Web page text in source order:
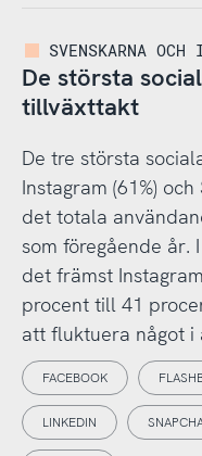
SVENSKARNA
De största
tillväxttakt
De tre största
Instagram (61%)
det totala
som föregående år.
det främst
procent till 41
att fluktuera något i
FACEBOOK
LINKEDIN